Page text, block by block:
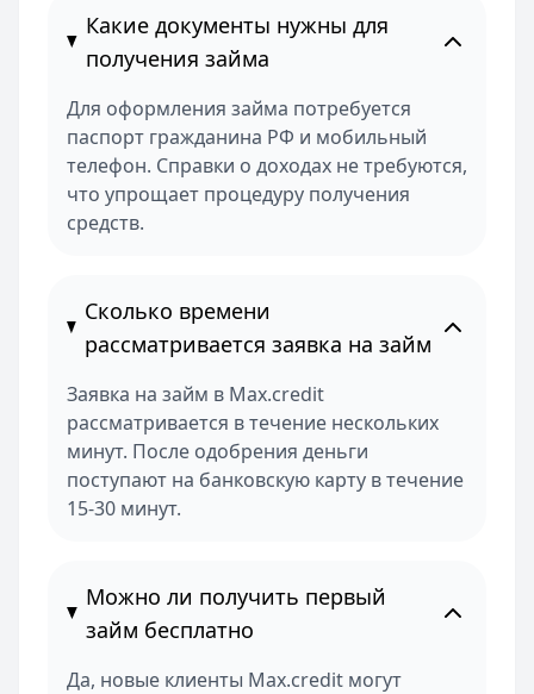
Какие документы нужны для
получения займа
Для оформления займа потребуется
паспорт гражданина РФ и мобильный
телефон. Справки о доходах не требуются,
что упрощает процедуру получения
средств.
Сколько времени
рассматривается заявка на займ
Заявка на займ в Max.credit
рассматривается в течение нескольких
минут. После одобрения деньги
поступают на банковскую карту в течение
15-30 минут.
Можно ли получить первый
займ бесплатно
Да, новые клиенты Max.credit могут